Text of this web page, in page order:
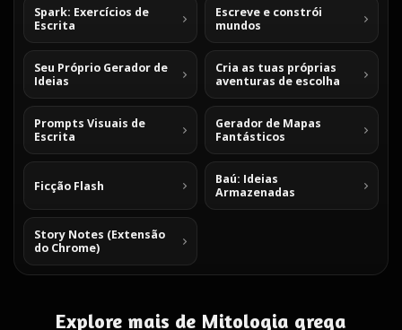
Spark: Exercícios de
Escrita
Escreve e constrói
mundos
Seu Próprio Gerador de
Ideias
Cria as tuas próprias
aventuras de escolha
Prompts Visuais de
Escrita
Gerador de Mapas
Fantásticos
Ficção Flash
Baú: Ideias
Armazenadas
Story Notes (Extensão
do Chrome)
Explore mais de Mitologia grega